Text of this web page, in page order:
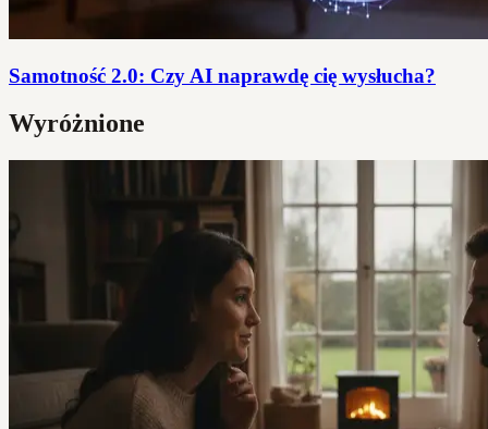
Samotność 2.0: Czy AI naprawdę cię wysłucha?
Wyróżnione